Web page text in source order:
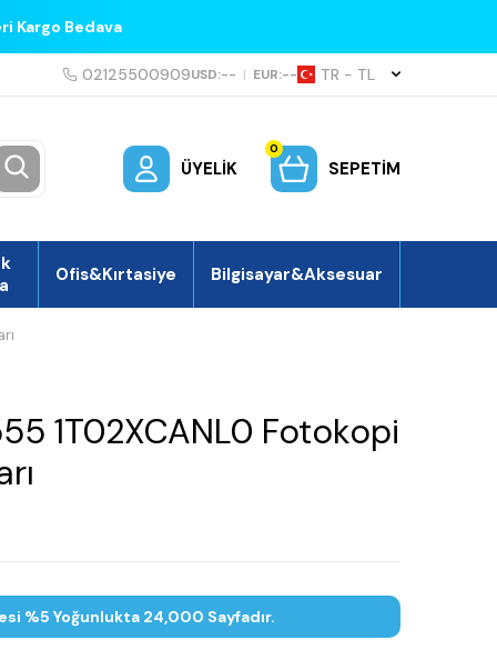
Kargo Bedava
02125500909USD:-- | EUR:-- TR − TL
ÜYELIK
0
SEPETIM
Ofis&Kırtasiye Bilgisayar&Aksesuar
1T02XCANL0 Fotokopi
%5 Yoğunlukta 24,000 Sayfadır.